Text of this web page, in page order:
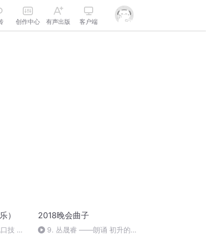
创作中心 有声出版 客户端
）
技 二
2018晚会曲子
9. 丛晟睿 ——朗诵 初升的太